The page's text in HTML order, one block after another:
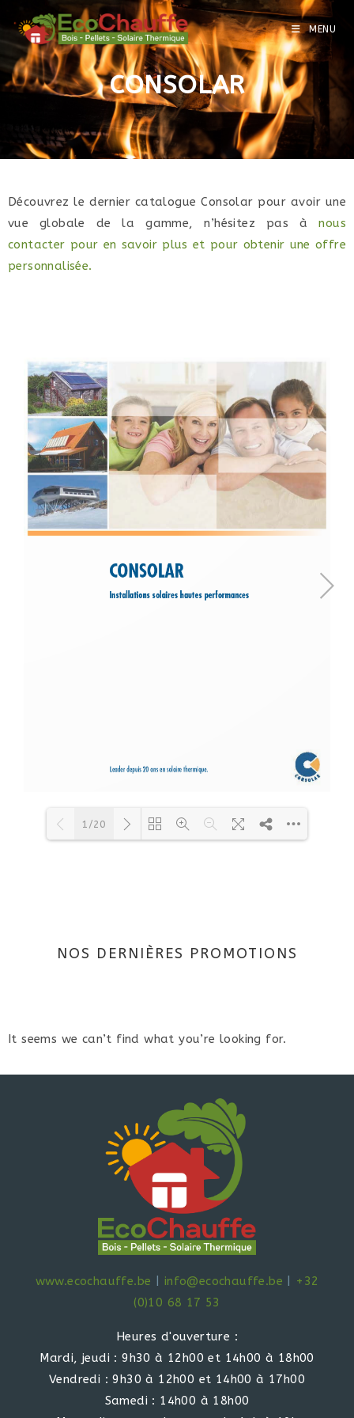
MENU
CONSOLAR
Découvrez le dernier catalogue Consolar pour avoir une
vue globale de la gamme, n’hésitez pas ànous
contacter pour en savoir plus et pour obtenir une offre
personnalisée.
1/20
NOS DERNIÈRES PROMOTIONS
It seems we can’t find what you’re looking for.
www.ecochauffe.be info@ecochauffe.be
+32
(0)10 68 17 53
Heures d'ouverture :
Mardi, jeudi : 9h30 à 12h00 et 14h00 à 18h00
Vendredi : 9h30 à 12h00 et 14h00 à 17h00
Samedi : 14h00 à 18h00